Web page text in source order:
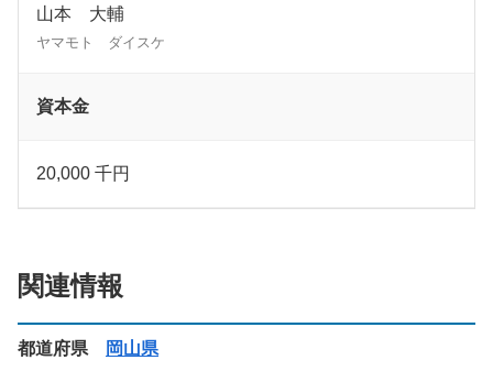
山本 大輔
ヤマモト ダイスケ
資本金
20,000 千円
関連情報
都道府県 岡山県